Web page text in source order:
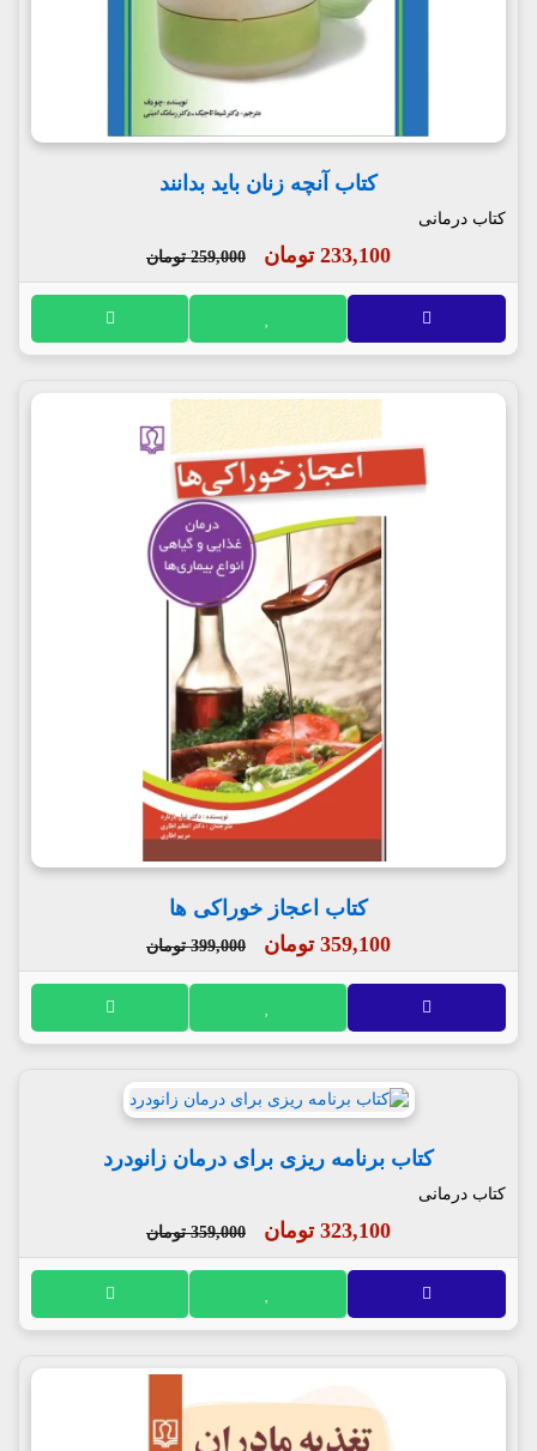
کتاب آنچه زنان باید بدانند
کتاب درمانی
233,100 تومان 259,000 تومان
کتاب اعجاز خوراکی ها
359,100 تومان
399,000 تومان
کتاب برنامه ریزی برای درمان زانودرد
کتاب درمانی
323,100 تومان 359,000 تومان